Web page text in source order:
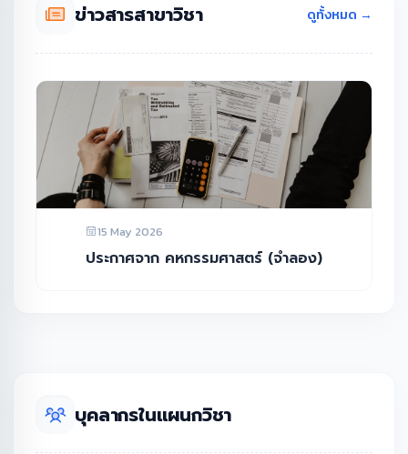
ข่าวสารสาขาวิชา ดูทั้งหมด →
15 May 2026
ประกาศจาก คหกรรมศาสตร์ (จำลอง)
บุคลากรในแผนกวิชา